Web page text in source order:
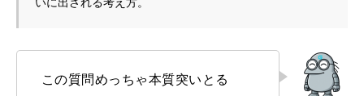
いに出される考え方。
この質問めっちゃ本質突いとる